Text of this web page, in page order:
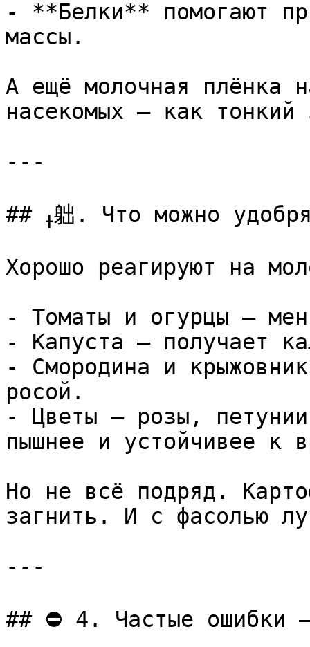
- **Белки** помогают
массы.
А ещё молочная плёнка
насекомых — как тонкий
---
## ߪ䠳. Что можно удобрять молоком
Хорошо реагируют на
- Томаты и огурцы —
- Капуста — получает
- Смородина и
росой.
- Цветы — розы,
пышнее и устойчивее к
Но не всё подряд.
загнить. И с фасолью
---
## ⛔ 4. Частые ошибки